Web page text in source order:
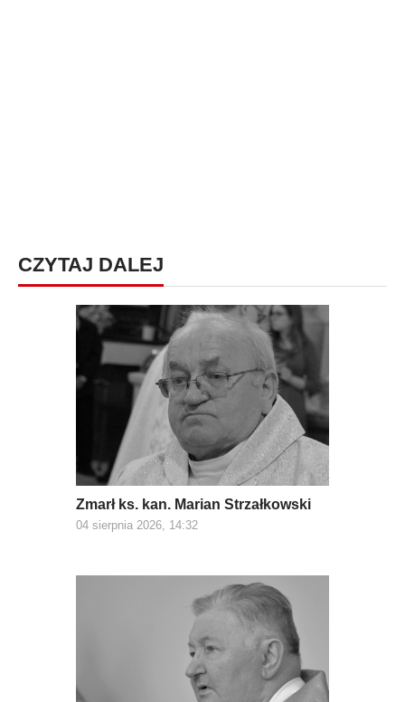
CZYTAJ DALEJ
Zmarł ks. kan. Marian Strzałkowski
04 sierpnia 2026, 14:32